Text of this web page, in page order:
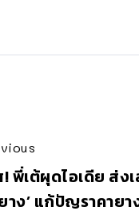
พี่เต้ผุดไอเดีย ส่งเ
าง’ แก้ปัญราคาย